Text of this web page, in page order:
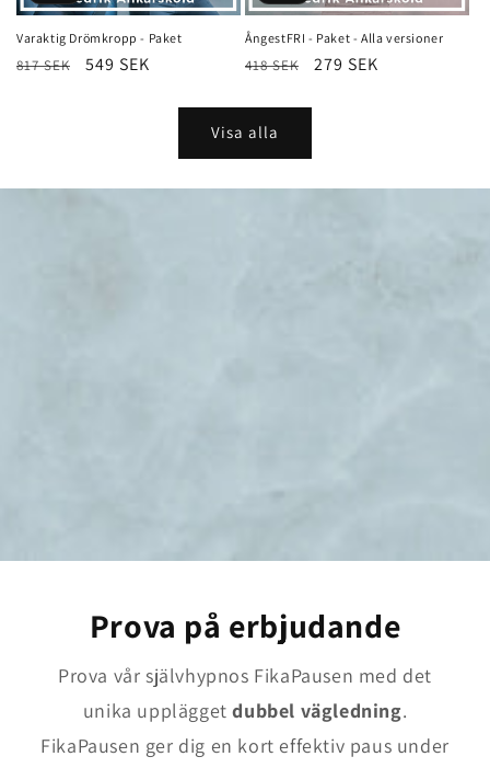
Varaktig Drömkropp - Paket
Ordinarie
817 SEK Försäljningspris
549 SEK
ÅngestFRI - Paket - Alla versioner
Ordinarie
418 SEK Försäljningspris
279 SEK
Visa alla
Prova på erbjudande
Prova vår självhypnos FikaPausen med det
unika uppläggetdubbel vägledning.
FikaPausen ger dig en kort effektiv paus under